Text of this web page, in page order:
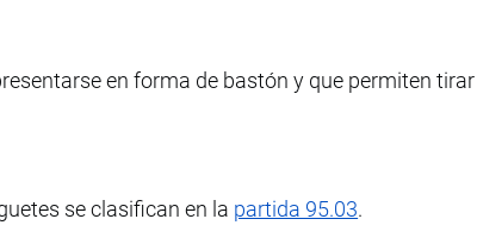
en forma de bastón y que permiten
se clasifican en la partida 95.03.